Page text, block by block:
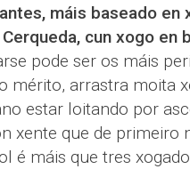
máis baseado en
cun xogo en
pode ser os máis
mérito, arrastra moita
estar loitando por
xente que de primeiro
é máis que tres